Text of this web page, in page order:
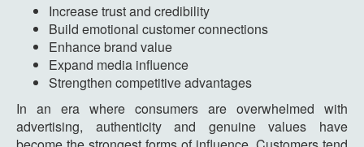
Increase trust and credibility
Build emotional customer connections
Enhance brand value
Expand media influence
Strengthen competitive advantages
In an era where consumers are overwhelmed with
advertising, authenticity and genuine values have